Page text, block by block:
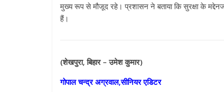
मुख्य रूप से मौजूद रहे। प्रशासन ने बताया कि सुरक्षा के
हैं।
(शेखपुरा, बिहार – उमेश कुमार)
गोपाल चन्द्र अग्रवाल,सीनियर एडिटर